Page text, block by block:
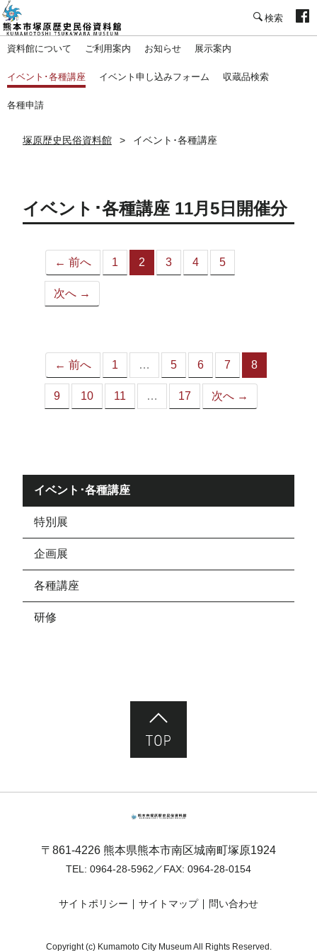
資料館について ご利用案内 お知らせ 展示案内
イベント･各種講座 イベント申し込みフォーム 収蔵品検索
各種申請
塚原歴史民俗資料館 イベント･各種講座
イベント･各種講座 11月5日開催分
← 前へ 1 2
（こ
3 4 5
次へ →
← 前へ 1 … 5 6 7 8
9 10 11 … 17 次へ →
イベント･各種講座
特別展
企画展
各種講座
研修
〒861-4226 熊本県熊本市南区城南町塚原1924
TEL: 0964-28-5962 ／FAX: 0964-28-0154
サイトポリシー サイトマップ 問い合わせ
Copyright (c) Kumamoto City Museum All Rights Reserved.